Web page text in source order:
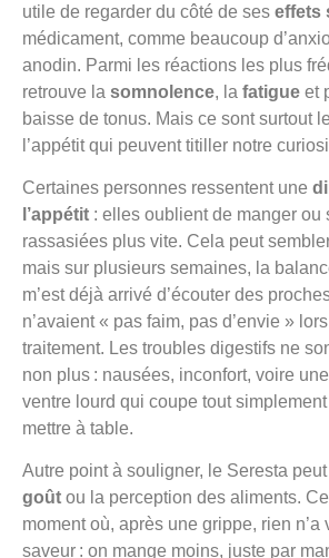
utile de regarder du côté de ses effets
médicament, comme beaucoup
anodin. Parmi les réactions les plus
retrouve la somnolence, la fatigue et
baisse de tonus. Mais ce sont surtout
l’appétit qui peuvent titiller notre
Certaines personnes ressentent une
l’appétit : elles oublient de manger ou
rassasiées plus vite. Cela peut
mais sur plusieurs semaines, la
m’est déjà arrivé d’écouter des
n’avaient « pas faim, pas d’envie »
traitement. Les troubles digestifs ne
non plus : nausées, inconfort, voire
ventre lourd qui coupe tout simplement
mettre à table.
Autre point à souligner, le Seresta
goût ou la perception des aliments.
moment où, après une grippe, rien n’a
saveur : on mange moins, juste par